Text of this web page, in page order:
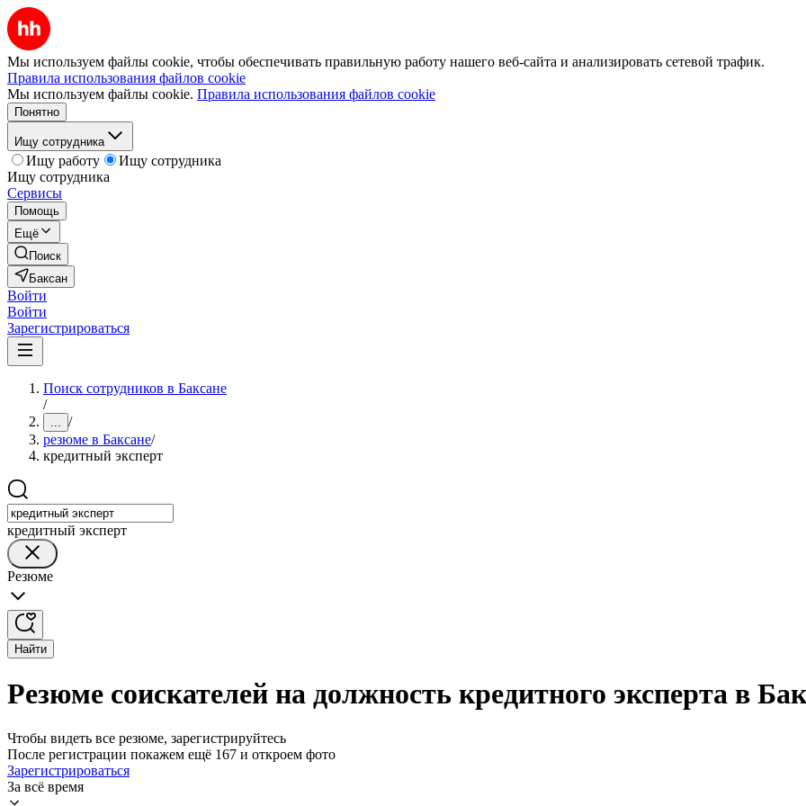
Мы используем файлы cookie, чтобы обеспечивать правильную работу нашего веб-сайта и анализировать сетевой трафик.
Правила использования файлов cookie
Мы используем файлы cookie. Правила использования файлов cookie
Понятно
Ищу сотрудника
Ищу работу
Ищу сотрудника
Ищу сотрудника
Сервисы
Помощь
Ещё
Поиск
Баксан
Войти
Войти
Зарегистрироваться
Поиск сотрудников в Баксане
/
... /
резюме в Баксане/
кредитный эксперт
кредитный эксперт
Резюме
Найти
Резюме соискателей на должность кредитного эксперта в
Чтобы видеть все резюме, зарегистрируйтесь
После регистрации покажем ещё 167 и откроем фото
Зарегистрироваться
За всё время